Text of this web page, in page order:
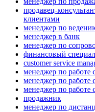
продавец-
клиентами
менеджер по
менеджер в банк
менеджер по
финансовый
customer service
менеджер по работе
менеджер по работе
менеджер по работе
продажник
менеджер по